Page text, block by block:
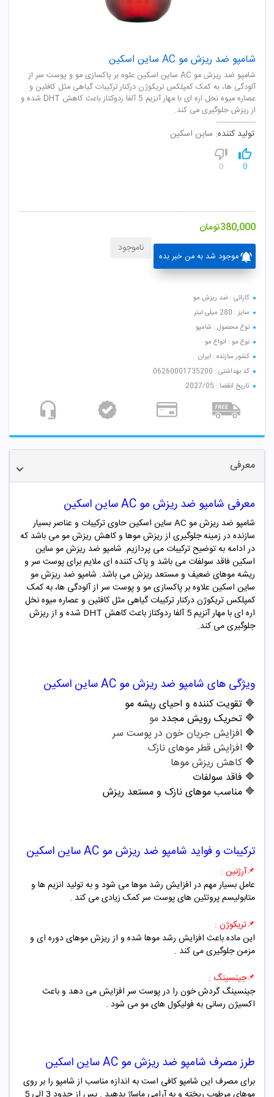
شامپو ضد ریزش مو AC ساین اسکین
شامپو ضد ریزش مو AC ساین اسکین علوه بر پاکسازی مو و پوست سر از
آلودگی ها، به کمک کمپلکس تریکوژن درکنار ترکیبات گیاهی مثل کافئین و
عصاره میوه نخل اره ای با مهار آنزیم 5 آلفا ردوکتاز باعث کاهش DHT شده و
از ریزش جلوگیری می کند.
تولید کننده: ساین اسکین
0
0
380,000تومان
موجود شد به من خبر بده
ناموجود
کارائی : ضد ریزش مو
سایز : 280 میلی لیتر
نوع محصول : شامپو
نوع مو : انواع مو
کشور سازنده : ایران
کد بهداشتی : 06260001735200
تاریخ انقضا : 2027/05
معرفی
معرفی شامپو ضد ریزش مو AC ساین اسکین
شامپو ضد ریزش مو AC ساین اسکین حاوی ترکیبات و عناصر بسیار
سازنده در زمینه جلوگیری از ریزش موها و کاهش ریزش مو می باشد که
در ادامه به توضیح ترکیبات می پردازیم. شامپو ضد ریزش مو ساین
اسکین فاقد سولفات می باشد و پاک کننده ای ملایم برای پوست سر و
ریشه موهای ضعیف و مستعد ریزش می باشد. شامپو ضد ریزش مو
ساین اسکین علاوه بر پاکسازی مو و پوست سر از آلودگی ها، به کمک
کمپلکس تریکوژن درکنار ترکیبات گیاهی مثل کافئین و عصاره میوه نخل
اره ای با مهار آنزیم 5 آلفا ردوکتاز باعث کاهش DHT شده و از ریزش
جلوگیری می کند.
ویژگی های شامپو ضد ریزش مو AC ساین اسکین
🔷 تقویت کننده و احیای ریشه مو
🔷 تحریک رویش مجددمو
🔷 افزایش جریان خون در پوست سر
🔷 افزایش قطر موهای نازک
🔷 کاهش ریزش موها
🔷 فاقد سولفات
🔷 مناسب موهای نازک و مستعد ریزش
ترکیبات و فواید شامپو ضد ریزش مو AC ساین اسکین
📌آرژنین :
عامل بسیار مهم در افزایش رشد موها می شود و به تولید انزیم ها و
متابولیسم پروتئین های پوست سر کمک زیادی می کند .
📌تریکوژن :
این ماده باعث افزایش رشد موها شده و از ریزش موهای دوره ای و
مزمن جلوگیری می کند .
📌جینسینگ :
جینسینگ گردش خون را در پوست سر افزایش می دهد و باعث
اکسیژن رسانی به فولیکول های مو می شود .
طرز مصرف شامپو ضد ریزش مو AC ساین اسکین
برای مصرف این شامپو کافی است به اندازه مناسب از شامپو را بر روی